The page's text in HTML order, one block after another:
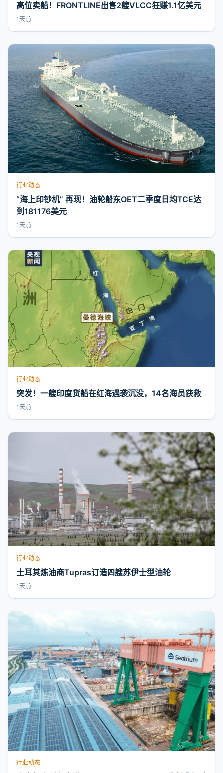
高位卖船！FRONTLINE出售2艘VLCC狂赚1.1亿美元
1天前
行业动态
“海上印钞机” 再现！油轮船东OET二季度日均TCE达
到181176美元
1天前
行业动态
突发！一艘印度货船在红海遇袭沉没，14名海员获救
1天前
行业动态
土耳其炼油商Tupras订造四艘苏伊士型油轮
1天前
行业动态